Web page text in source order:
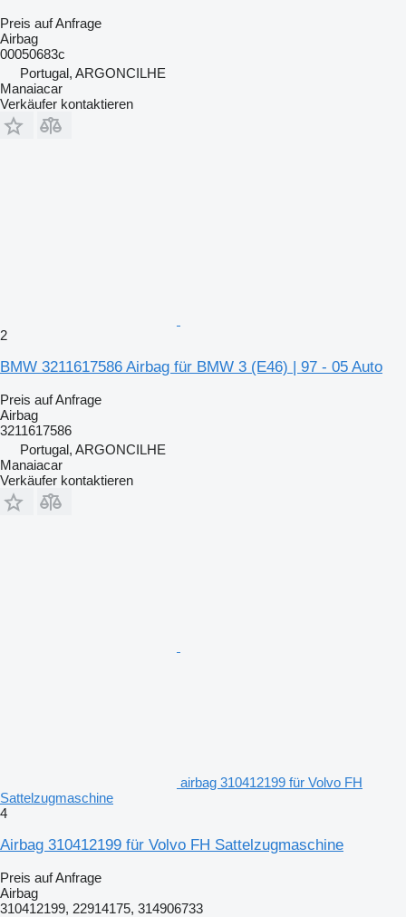
Preis auf Anfrage
Airbag
00050683c
Portugal, ARGONCILHE
Manaiacar
Verkäufer kontaktieren
2
BMW 3211617586 Airbag für BMW 3 (E46) | 97 - 05 Auto
Preis auf Anfrage
Airbag
3211617586
Portugal, ARGONCILHE
Manaiacar
Verkäufer kontaktieren
airbag 310412199 für Volvo FH
Sattelzugmaschine
4
Airbag 310412199 für Volvo FH Sattelzugmaschine
Preis auf Anfrage
Airbag
310412199, 22914175, 314906733